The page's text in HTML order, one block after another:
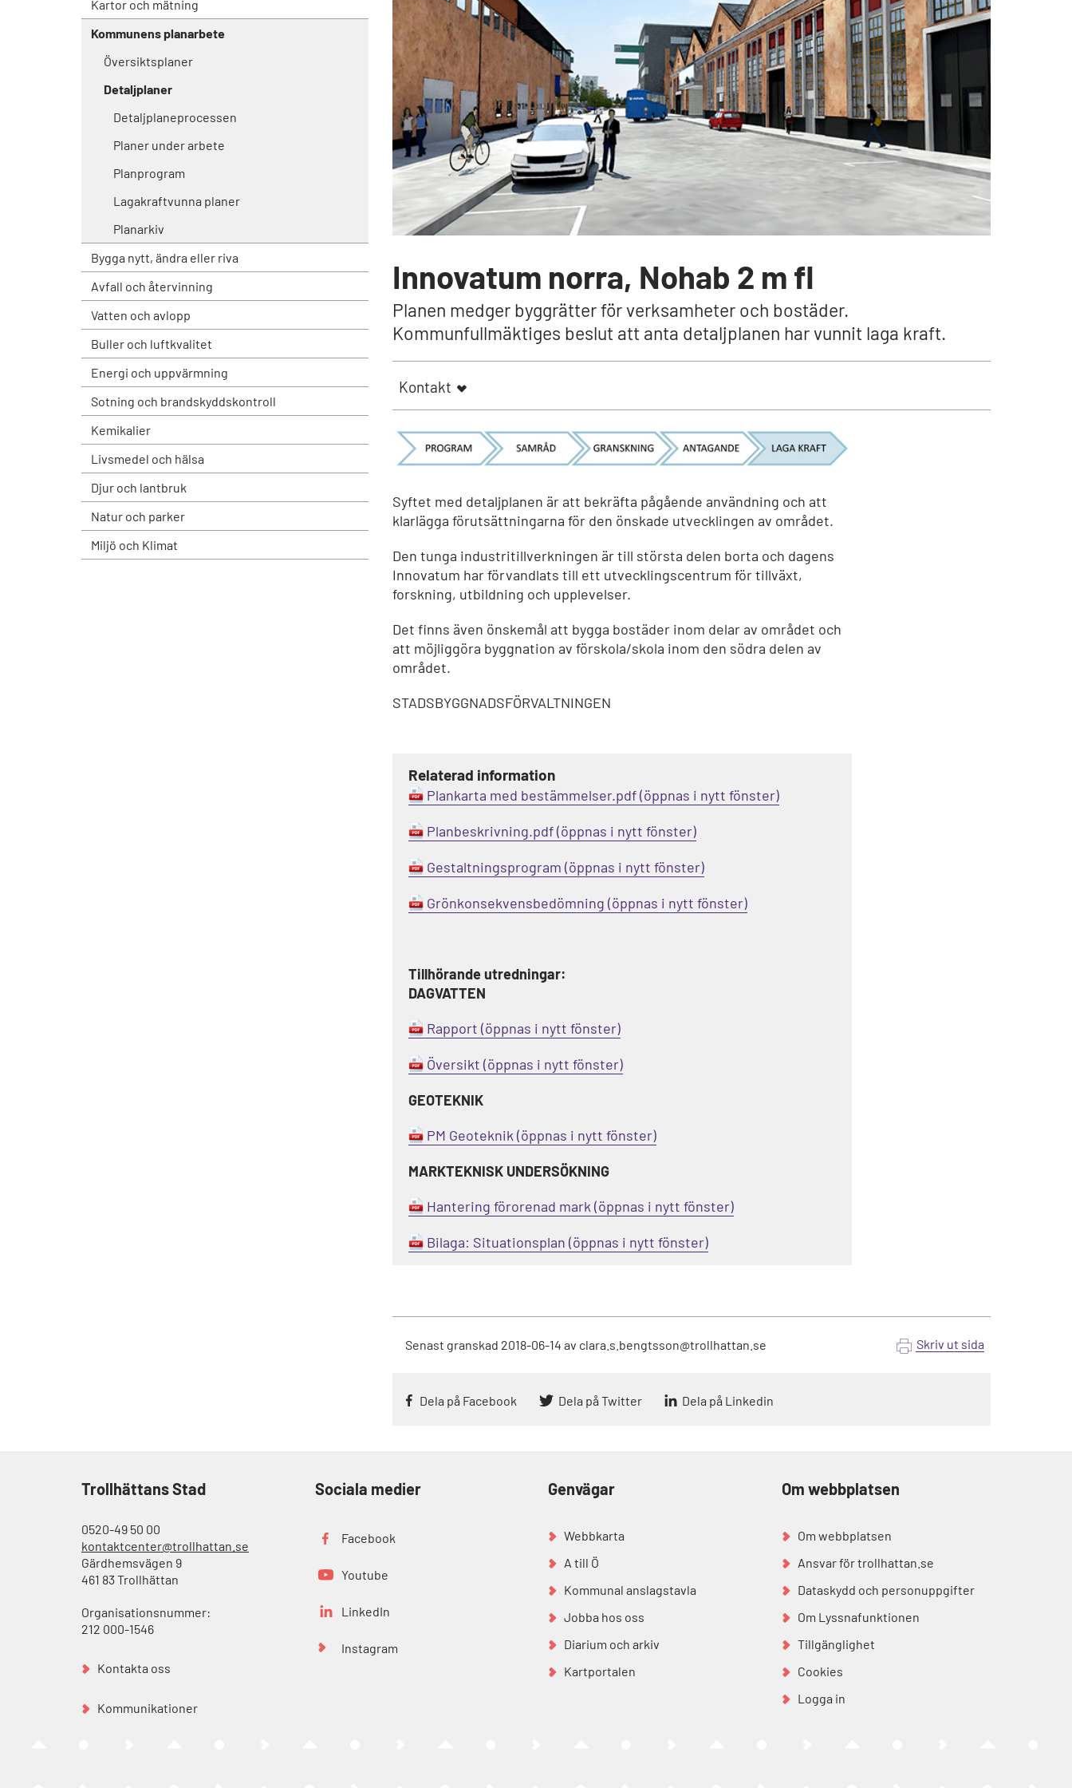
Kartor och mätning
Kommunens planarbete
Översiktsplaner
Detaljplaner
Detaljplaneprocessen
Planer under arbete
Planprogram
Lagakraftvunna planer
Planarkiv
Bygga nytt, ändra eller riva
Avfall och återvinning
Vatten och avlopp
Buller och luftkvalitet
Energi och uppvärmning
Sotning och brandskyddskontroll
Kemikalier
Livsmedel och hälsa
Djur och lantbruk
Natur och parker
Miljö och Klimat
Innovatum norra, Nohab 2 m fl
Planen medger byggrätter för verksamheter och bostäder.
Kommunfullmäktiges beslut att anta detaljplanen har vunnit laga kraft.
Kontakt
Syftet med detaljplanen är att bekräfta pågående användning och att
klarlägga förutsättningarna för den önskade utvecklingen av området.
Den tunga industritillverkningen är till största delen borta och dagens
Innovatum har förvandlats till ett utvecklingscentrum för tillväxt,
forskning, utbildning och upplevelser.
Det finns även önskemål att bygga bostäder inom delar av området och
att möjliggöra byggnation av förskola/skola inom den södra delen av
området.
STADSBYGGNADSFÖRVALTNINGEN
Relaterad information
Plankarta med bestämmelser.pdf
Planbeskrivning.pdf
Gestaltningsprogram
Grönkonsekvensbedömning
Tillhörande utredningar:
DAGVATTEN
Rapport
Översikt
GEOTEKNIK
PM Geoteknik
MARKTEKNISK UNDERSÖKNING
Hantering förorenad mark
Bilaga: Situationsplan
Senast granskad 2018-06-14 av clara.s.bengtsson@trollhattan.se Skriv ut sida
Dela på Facebook Dela på Twitter Dela på Linkedin
Trollhättans Stad
0520-49 50 00
kontaktcenter@trollhattan.se
Gärdhemsvägen 9
461 83 Trollhättan
Organisationsnummer:
212 000-1546
Kontakta oss
Kommunikationer
Sociala medier
Facebook
Youtube
LinkedIn
Instagram
Genvägar
Webbkarta
A till Ö
Kommunal anslagstavla
Jobba hos oss
Diarium och arkiv
Kartportalen
Om webbplatsen
Om webbplatsen
Ansvar för trollhattan.se
Dataskydd och personuppgifter
Om Lyssnafunktionen
Tillgänglighet
Cookies
Logga in